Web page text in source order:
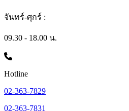
จันทร์-ศุกร์ :
09.30 - 18.00 น.
Hotline
02-363-7829
02-363-7831